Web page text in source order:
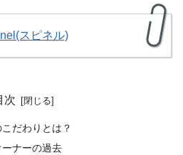
スピネル)
次
だわりとは？
ナーの過去